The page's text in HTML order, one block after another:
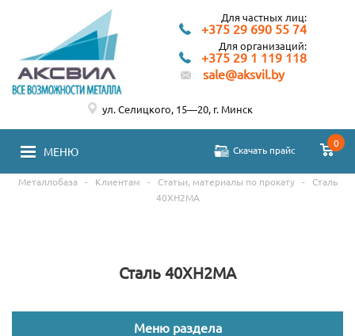
Для частных лиц:
+375 29 690 55 74
Для организаций:
+375 29 1 119 118
sale@aksvil.by
МЕНЮ Скачать прайс
0
ул. Селицкого, 15—20, г. Минск
Металлобаза - Клиентам - Статьи, материалы по прокату -
Сталь
40ХН2МА
Сталь 40ХН2МА
Меню раздела